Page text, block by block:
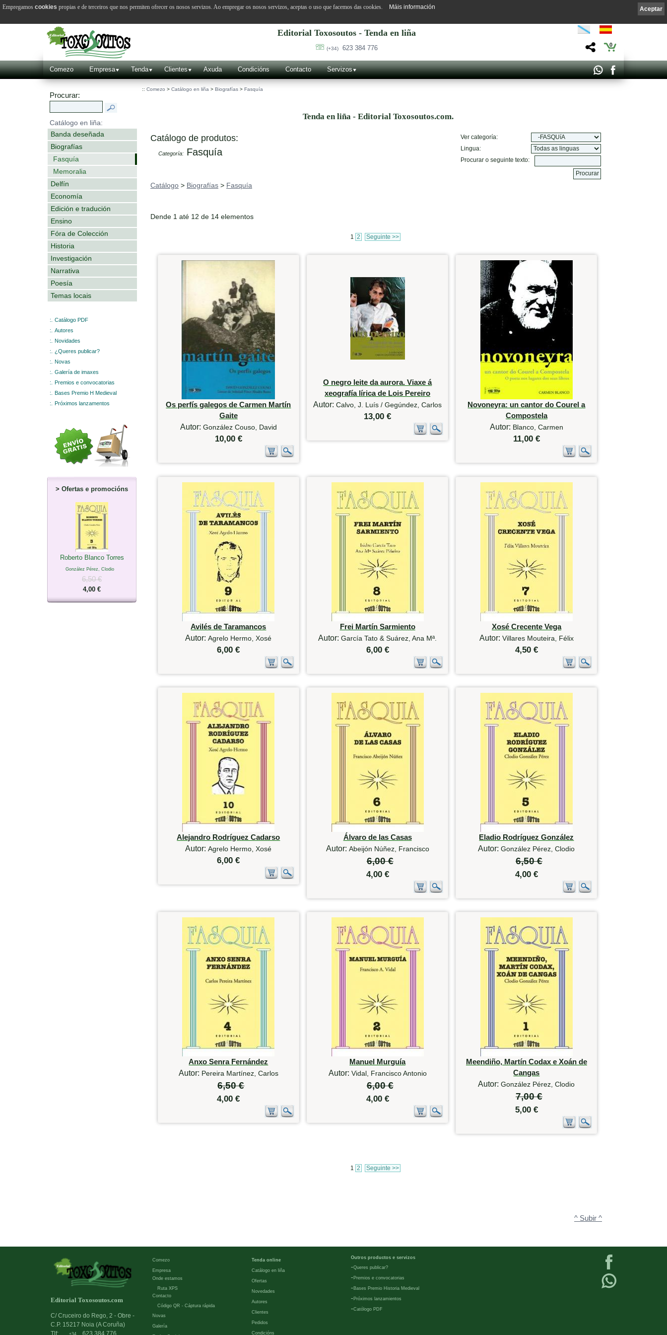
Editorial Toxosoutos - Tenda en liña
(+34) 623 384 776 0
Comezo Empresa Tenda Clientes Axuda Condicións Contacto Servizos
Procurar:
Catálogo en liña:
Banda deseñada
Biografías
Fasquía
Memoralia
Delfín
Economía
Edición e tradución
Ensino
Fóra de Colección
Historia
Investigación
Narrativa
Poesía
Temas locais
:.
Catálogo PDF
:.
Autores
:.
Novidades
:.
¿Queres publicar?
:.
Novas
:.
Galería de imaxes
:.
Premios e convocatorias
:.
Bases Premio H Medieval
:.
Próximos lanzamentos
> Ofertas e promocións
Roberto Blanco Torres
González Pérez, Clodio
6,50 €
4,00 €
:: Comezo > Catálogo en liña > Biografías > Fasquía
Tenda en liña - Editorial Toxosoutos.com.
Catálogo de produtos:
Categoría: Fasquía
Ver categoría:
Lingua:
Procurar o seguinte texto:
Catálogo > Biografías > Fasquía
Dende 1 até 12 de 14 elementos
1 2 Seguinte >>
Os perfís galegos de Carmen Martín
Gaite
Autor: González Couso, David
10,00 €
O negro leite da aurora. Viaxe á
xeografía lírica de Lois Pereiro
Autor:Calvo, J. Luís / Gegúndez, Carlos
13,00 €
Novoneyra: un cantor do Courel a
Compostela
Autor: Blanco, Carmen
11,00 €
Avilés de Taramancos
Autor:Agrelo Hermo, Xosé
6,00 €
Frei Martín Sarmiento
Autor:García Tato & Suárez, Ana Mª.
6,00 €
Xosé Crecente Vega
Autor: Villares Mouteira, Félix
4,50 €
Alejandro Rodríguez Cadarso
Autor:Agrelo Hermo, Xosé
6,00 €
Álvaro de las Casas
Autor: Abeijón Núñez, Francisco
6,00 €
4,00 €
Eladio Rodríguez González
Autor:González Pérez, Clodio
6,50 €
4,00 €
Anxo Senra Fernández
Autor: Pereira Martínez, Carlos
6,50 €
4,00 €
Manuel Murguía
Autor: Vidal, Francisco Antonio
6,00 €
4,00 €
Meendiño, Martín Codax e Xoán de
Cangas
Autor:González Pérez, Clodio
7,00 €
5,00 €
1 2 Seguinte >>
^ Subir ^
Editorial Toxosoutos.com
C/ Cruceiro do Rego, 2 - Obre -
C.P. 15217 Noia (A Coruña)
Comezo
Empresa
Onde estamos
Ruta XPS
Contacto
Código QR - Cáptura rápida
Novas
Galería
Tenda online
Catálogo en liña
Ofertas
Novedades
Autores
Clientes
Pedidos
Condicións
Outros productos e servizos
-Queres publicar?
- Premios e convocatorias
- Bases Premio Historia Medieval
- Próximos lanzamientos
-Católogo PDF
Aceptar
Empregamos cookies propias e de terceiros que nos permiten ofrecer os nosos servizos. Ao empregar os nosos servizos, aceptas o uso que facemos das cookies. Máis información